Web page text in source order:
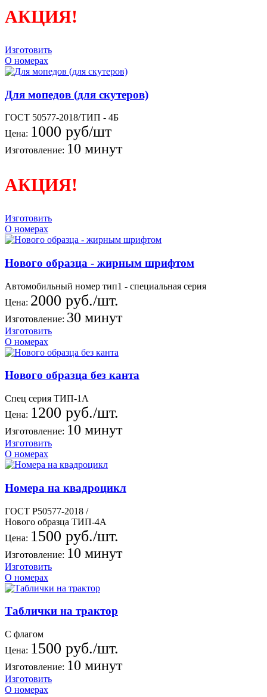
АКЦИЯ!
Изготовить
О номерах
Для мопедов (для скутеров)
ГОСТ 50577-2018/ТИП - 4Б
Цена: 1000 руб/шт
Изготовление: 10 минут
АКЦИЯ!
Изготовить
О номерах
Нового образца - жирным шрифтом
Автомобильный номер тип1 - специальная серия
Цена: 2000 руб./шт.
Изготовление: 30 минут
Изготовить
О номерах
Нового образца без канта
Спец серия ТИП-1А
Цена: 1200 руб./шт.
Изготовление: 10 минут
Изготовить
О номерах
Номера на квадроцикл
ГОСТ Р50577-2018 /
Нового образца ТИП-4А
Цена: 1500 руб./шт.
Изготовление: 10 минут
Изготовить
О номерах
Таблички на трактор
С флагом
Цена: 1500 руб./шт.
Изготовление: 10 минут
Изготовить
О номерах